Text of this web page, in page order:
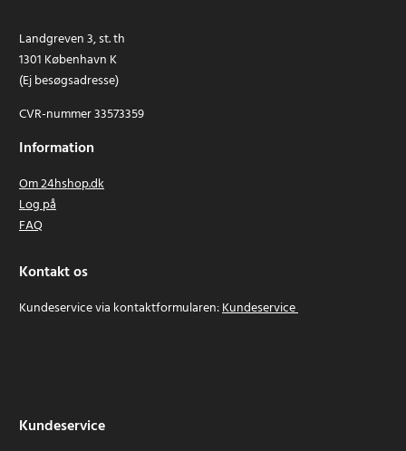
Landgreven 3, st. th
1301 København K
(Ej besøgsadresse)
CVR-nummer 33573359
Information
Om 24hshop.dk
Log på
FAQ
Kontakt os
Kundeservice via kontaktformularen:Kundeservice
Kundeservice